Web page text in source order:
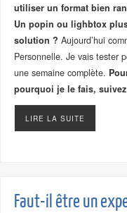
utiliser un format bien
Un popin ou lighbtox
solution ? Aujourd’hui
Personnelle. Je vais tester
une semaine complète.
pourquoi je le fais,
LIRE LA SUITE
Faut-il être un